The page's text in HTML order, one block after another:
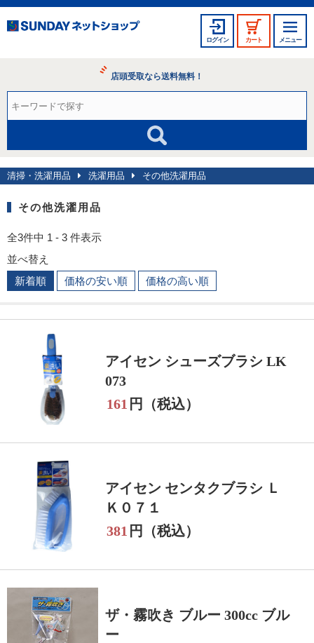
ログイン カート メニュー
店頭受取なら送料無料！
清掃・洗濯用品 洗濯用品 その他洗濯用品
その他洗濯用品
全3件中 1 - 3 件表示
並べ替え
新着順
価格の安い順 価格の高い順
アイセン シューズブラシ LK
073
161 円（税込）
アイセン センタクブラシ Ｌ
Ｋ０７１
381 円（税込）
ザ・霧吹き ブルー 300cc ブル
ー